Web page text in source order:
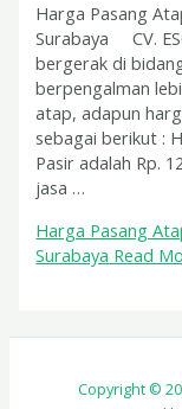
Harga Pasang
Surabaya CV.
bergerak di
berpengalman
atap, adapun
sebagai berikut :
Pasir adalah Rp.
jasa …
Harga Pasang
Surabaya Read
Copyright ©